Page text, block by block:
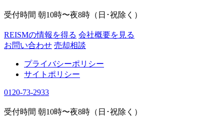
受付時間 朝10時〜夜8時（日･祝除く）
REISMの情報を得る 会社概要を見る
お問い合わせ 売却相談
プライバシーポリシー
サイトポリシー
0120-73-2933
受付時間 朝10時〜夜8時（日･祝除く）